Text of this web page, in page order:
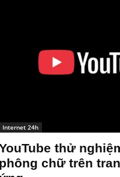
Internet 24h
thử
phông chữ trên